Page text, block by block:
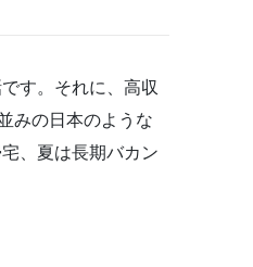
す。それに、高収
みの日本のような
、夏は長期バカン